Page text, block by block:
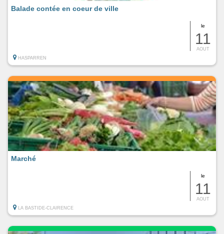
le
11
AOUT
Balade contée en coeur de ville
HASPARREN
le
11
AOUT
Marché
LA BASTIDE-CLAIRENCE